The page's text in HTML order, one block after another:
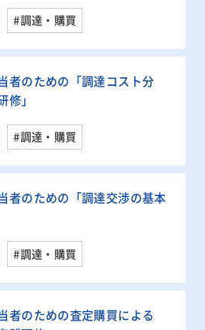
#調達・購買
者のための「調達コスト分
修」
#調達・購買
者のための「調達交渉の基本
#調達・購買
者のための査定購買による